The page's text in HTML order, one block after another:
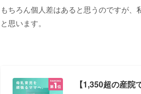
もちろん個人差はあると思うのですが
と思います。
【1,350超の産